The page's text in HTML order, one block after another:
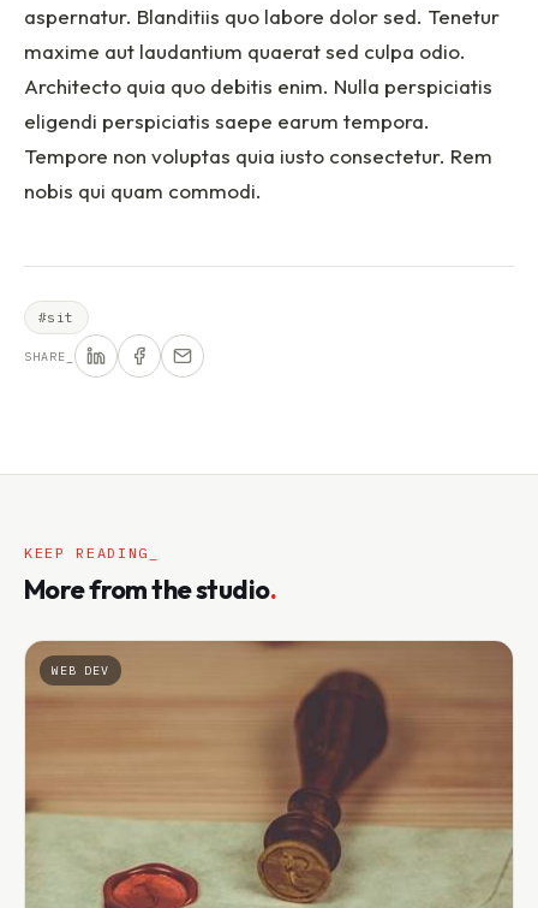
aspernatur. Blanditiis quo labore dolor sed. Tenetur
maxime aut laudantium quaerat sed culpa odio.
Architecto quia quo debitis enim. Nulla perspiciatis
eligendi perspiciatis saepe earum tempora.
Tempore non voluptas quia iusto consectetur. Rem
nobis qui quam commodi.
#sit
SHARE_
KEEP READING_
More from the studio.
WEB DEV